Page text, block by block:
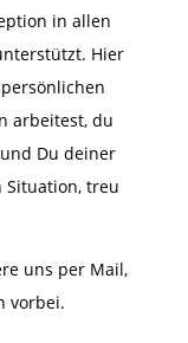
in allen
Hier
arbeitest, du
Du deiner
treu
uns per Mail,
vorbei.